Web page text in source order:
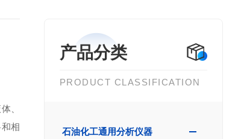
产品分类
PRODUCT CLASSIFICATION
石油化工通用分析仪器
、
相